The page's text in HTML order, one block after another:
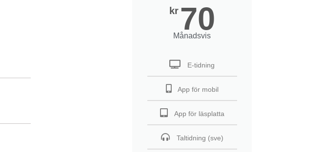
kr 70
Månadsvis
E-tidning
App för mobil
App för läsplatta
Taltidning (sve)